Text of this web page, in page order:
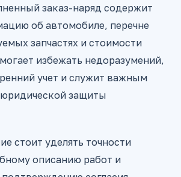
заказ-наряд содержит
об автомобиле, перечне
запчастях и стоимости
избежать недоразумений,
учет и служит важным
защиты
стоит уделять точности
описанию работ и